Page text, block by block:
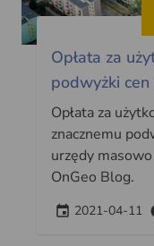
Opłata za
podwyżki
Opłata za
znacznemu
urzędy
OnGeo Blog.
2021-04-11